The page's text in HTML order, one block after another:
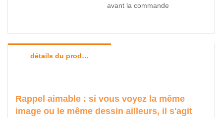
avant la commande
détails du produit
Rappel aimable : si vous voyez la même
image ou le même dessin ailleurs, il s'agit